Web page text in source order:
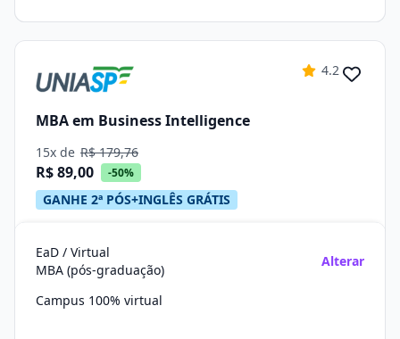
4.2
MBA em Business Intelligence
15x de R$ 179,76
R$ 89,00 -50%
GANHE 2ª PÓS+INGLÊS GRÁTIS
EaD / Virtual
MBA (pós-graduação)
Alterar
Campus 100% virtual